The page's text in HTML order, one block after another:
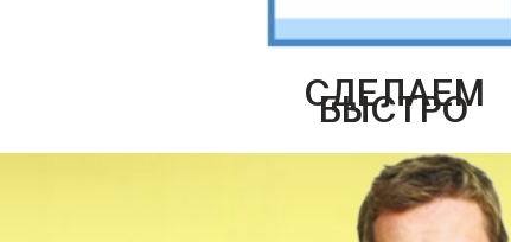
СДЕЛАЕМ
БЫСТРО